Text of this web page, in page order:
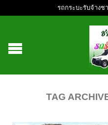
รถกระบะรับจ้าง
TAG